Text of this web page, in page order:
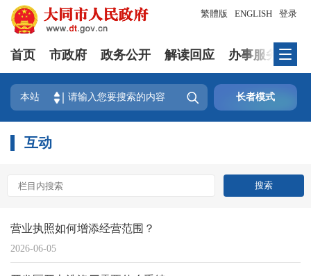
登录
繁體版 ENGLISH
首页 市政府 政务公开 解读回应 办事服务
本站  长者模式
互动
营业执照如何增添经营范围？
2026-06-05